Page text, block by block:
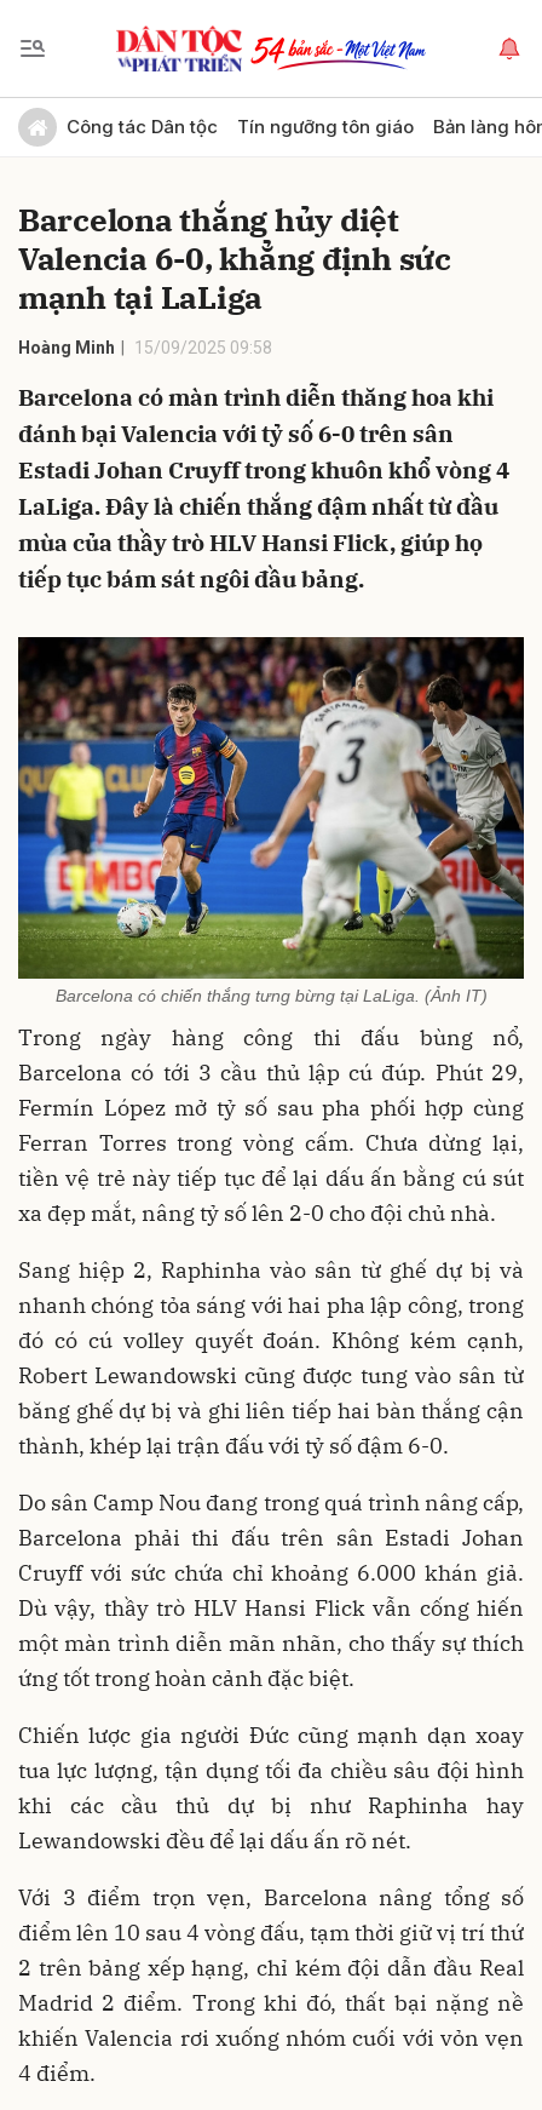
Công tác Dân tộc Tín ngưỡng tôn giáo Bản làng
Barcelona thắng hủy diệt
Valencia 6-0, khẳng định sức
mạnh tại LaLiga
Hoàng Minh 15/09/2025 09:58
Barcelona có màn trình diễn thăng hoa khi
đánh bại Valencia với tỷ số 6-0 trên sân
Estadi Johan Cruyff trong khuôn khổ vòng 4
LaLiga. Đây là chiến thắng đậm nhất từ đầu
mùa của thầy trò HLV Hansi Flick, giúp họ
tiếp tục bám sát ngôi đầu bảng.
Barcelona có chiến thắng tưng bừng tại LaLiga. (Ảnh IT)
Trong ngày hàng công thi đấu bùng nổ,
Barcelona có tới 3 cầu thủ lập cú đúp. Phút 29,
Fermín López mở tỷ số sau pha phối hợp cùng
Ferran Torres trong vòng cấm. Chưa dừng lại,
tiền vệ trẻ này tiếp tục để lại dấu ấn bằng cú sút
xa đẹp mắt, nâng tỷ số lên 2-0 cho đội chủ nhà.
Sang hiệp 2, Raphinha vào sân từ ghế dự bị và
nhanh chóng tỏa sáng với hai pha lập công, trong
đó có cú volley quyết đoán. Không kém cạnh,
Robert Lewandowski cũng được tung vào sân từ
băng ghế dự bị và ghi liên tiếp hai bàn thắng cận
thành, khép lại trận đấu với tỷ số đậm 6-0.
Do sân Camp Nou đang trong quá trình nâng cấp,
Barcelona phải thi đấu trên sân Estadi Johan
Cruyff với sức chứa chỉ khoảng 6.000 khán giả.
Dù vậy, thầy trò HLV Hansi Flick vẫn cống hiến
một màn trình diễn mãn nhãn, cho thấy sự thích
ứng tốt trong hoàn cảnh đặc biệt.
Chiến lược gia người Đức cũng mạnh dạn xoay
tua lực lượng, tận dụng tối đa chiều sâu đội hình
khi các cầu thủ dự bị như Raphinha hay
Lewandowski đều để lại dấu ấn rõ nét.
Với 3 điểm trọn vẹn, Barcelona nâng tổng số
điểm lên 10 sau 4 vòng đấu, tạm thời giữ vị trí thứ
2 trên bảng xếp hạng, chỉ kém đội dẫn đầu Real
Madrid 2 điểm. Trong khi đó, thất bại nặng nề
khiến Valencia rơi xuống nhóm cuối với vỏn vẹn
4 điểm.
Gửi bình luận